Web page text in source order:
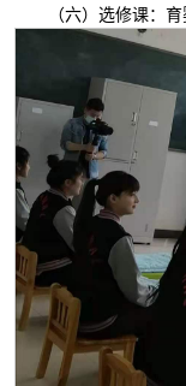
（六）选修课：